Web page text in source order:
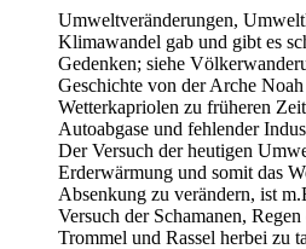
Umweltveränderungen,
Klimawandel gab und gibt es
Gedenken; siehe
Geschichte von der Arche
Wetterkapriolen zu früheren
Autoabgase und fehlender
Der Versuch der heutigen
Erderwärmung und somit das
Absenkung zu verändern, ist
Versuch der Schamanen,
Trommel und Rassel herbei zu